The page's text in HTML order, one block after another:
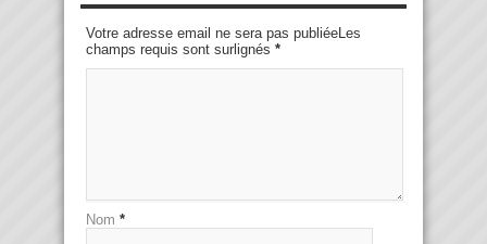
Votre adresse email ne sera pas publiéeLes
champs requis sont surlignés *
Nom *